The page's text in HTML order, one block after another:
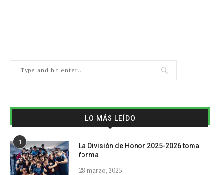
LO MÁS LEÍDO
1
La División de Honor 2025-2026 toma
forma
28 marzo, 2025